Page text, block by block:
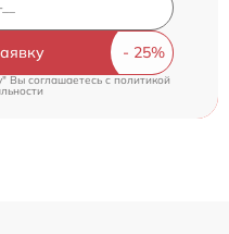
Вы соглашаетесь cполитикой